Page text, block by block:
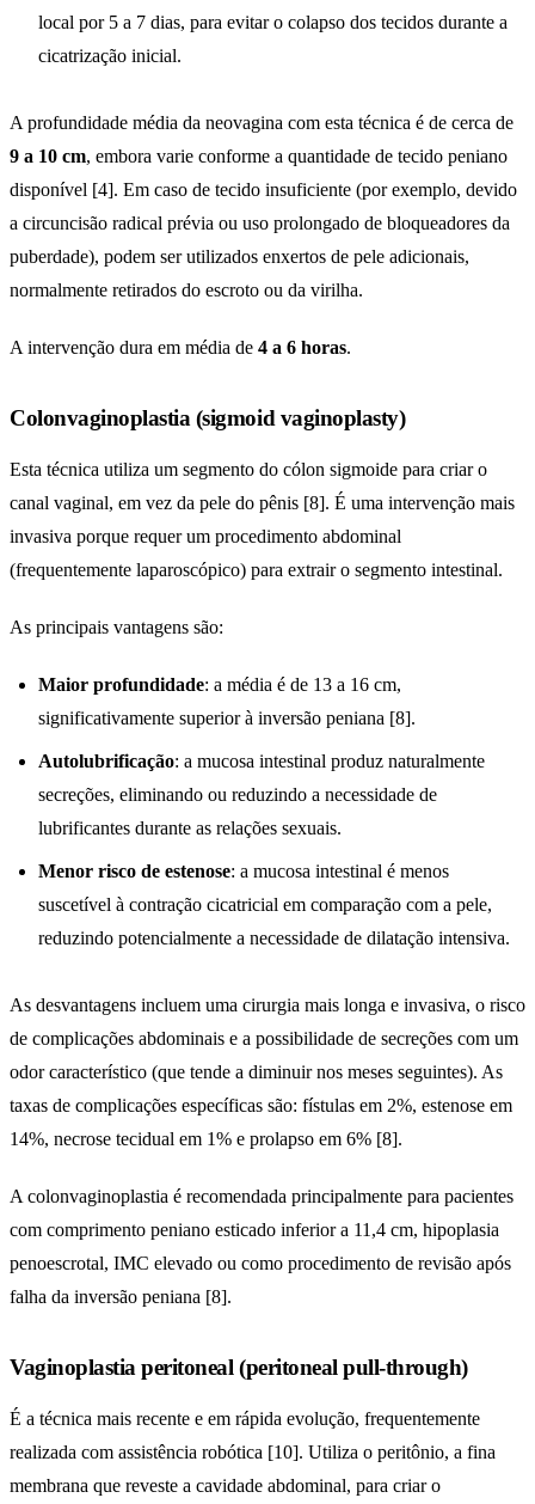
local por 5 a 7 dias, para evitar o colapso dos tecidos durante a
cicatrização inicial.
A profundidade média da neovagina com esta técnica é de cerca de
9 a 10 cm, embora varie conforme a quantidade de tecido peniano
disponível [4]. Em caso de tecido insuficiente (por exemplo, devido
a circuncisão radical prévia ou uso prolongado de bloqueadores da
puberdade), podem ser utilizados enxertos de pele adicionais,
normalmente retirados do escroto ou da virilha.
A intervenção dura em média de 4 a 6 horas.
Colonvaginoplastia (sigmoid vaginoplasty)
Esta técnica utiliza um segmento do cólon sigmoide para criar o
canal vaginal, em vez da pele do pênis [8]. É uma intervenção mais
invasiva porque requer um procedimento abdominal
(frequentemente laparoscópico) para extrair o segmento intestinal.
As principais vantagens são:
Maior profundidade: a média é de 13 a 16 cm,
significativamente superior à inversão peniana [8].
Autolubrificação: a mucosa intestinal produz naturalmente
secreções, eliminando ou reduzindo a necessidade de
lubrificantes durante as relações sexuais.
Menor risco de estenose: a mucosa intestinal é menos
suscetível à contração cicatricial em comparação com a pele,
reduzindo potencialmente a necessidade de dilatação intensiva.
As desvantagens incluem uma cirurgia mais longa e invasiva, o risco
de complicações abdominais e a possibilidade de secreções com um
odor característico (que tende a diminuir nos meses seguintes). As
taxas de complicações específicas são: fístulas em 2%, estenose em
14%, necrose tecidual em 1% e prolapso em 6% [8].
A colonvaginoplastia é recomendada principalmente para pacientes
com comprimento peniano esticado inferior a 11,4 cm, hipoplasia
penoescrotal, IMC elevado ou como procedimento de revisão após
falha da inversão peniana [8].
Vaginoplastia peritoneal (peritoneal pull-through)
É a técnica mais recente e em rápida evolução, frequentemente
realizada com assistência robótica [10]. Utiliza o peritônio, a fina
membrana que reveste a cavidade abdominal, para criar o